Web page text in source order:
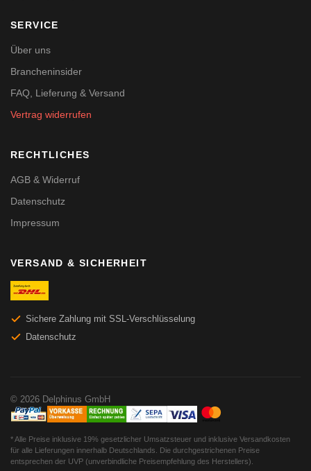
SERVICE
Über uns
Brancheninsider
FAQ, Lieferung & Versand
Vertrag widerrufen
RECHTLICHES
AGB & Widerruf
Datenschutz
Impressum
VERSAND & SICHERHEIT
Sichere Zahlung mit SSL-Verschlüsselung
Datenschutz
© 2026 Delphinus GmbH
* Alle Preise inklusive 19% gesetzlicher Umsatzsteuer und inklusive Versandkosten
für alle Lieferungen innerhalb Deutschlands. Die durchgestrichenen Preise
entsprechen der UVP (unverbindliche Preisempfehlung des Herstellers).